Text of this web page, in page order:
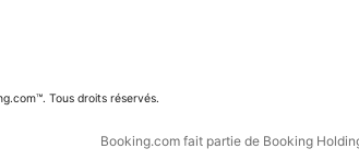
Tous droits réservés.
Booking.com fait partie de Booking